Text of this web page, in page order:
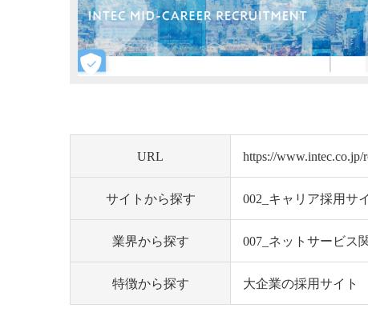
URL https://www.intec.co.jp/
サイトから探す 002_キャリア採用サ
業界から探す 007_ネットサービス
特徴から探す 大企業の採用サイト